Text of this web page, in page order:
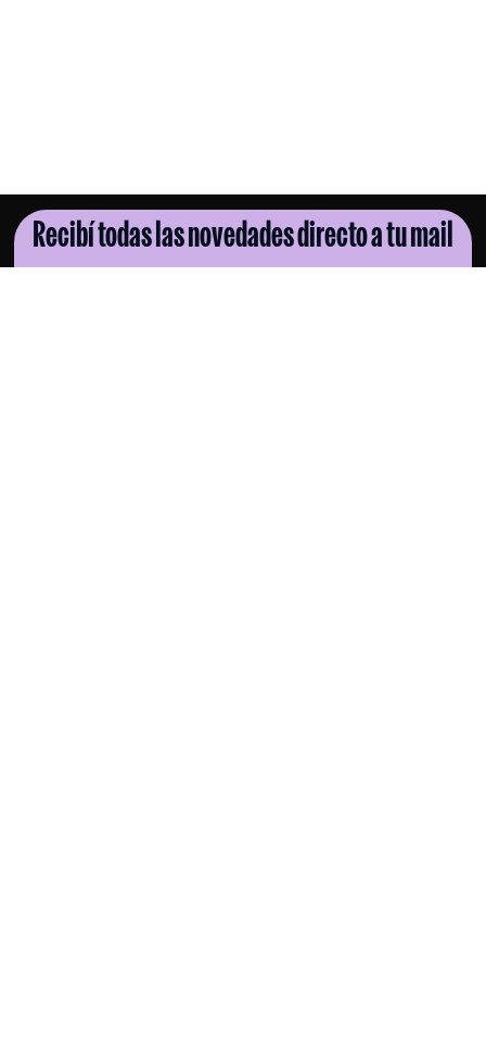
Recibí todas las novedades directo a tu mail